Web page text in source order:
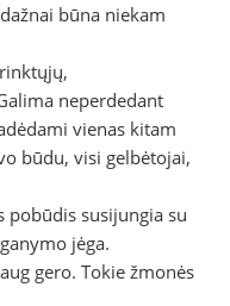
būna niekam
neperdedant
vienas kitam
būdu, visi gelbėtojai,
susijungia su
jėga.
gero. Tokie žmonės